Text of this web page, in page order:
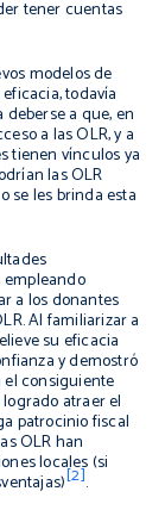
tener cuentas
modelos de
todavía
a que, en
a las OLR, y a
tienen vínculos ya
las OLR
se les brinda esta
a los donantes
Al familiarizar a
su eficacia
y demostró
consiguiente
atraer el
patrocinio fiscal
OLR han
locales (si
[2].